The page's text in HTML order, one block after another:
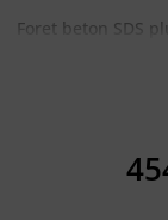
Foret beton SDS